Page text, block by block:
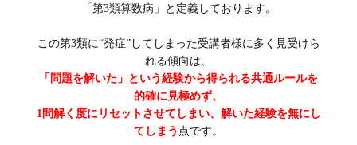
「第3類算数病」と定義しております。
この第3類に“発症”してしまった受講者様に多く見受けら
れる傾向は、
「問題を解いた」という経験から得られる共通ルールを
的確に見極めず、
1問解く度にリセットさせてしまい、解いた経験を無にし
てしまう 点です。